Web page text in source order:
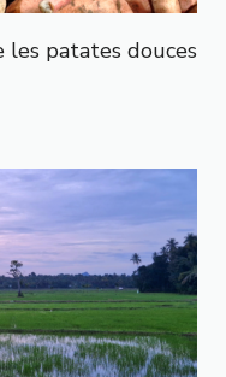
patates douces